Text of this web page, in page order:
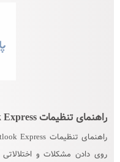
راهنمای تنظیمات Outlook Express
روی دادن مشکلات و